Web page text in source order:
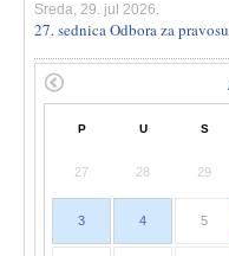
Sreda, 29. jul 2026.
27. sednica Odbora za
P U S
27 28 29
3 4 5